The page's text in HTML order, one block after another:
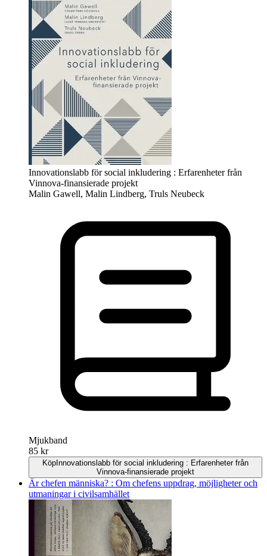
Innovationslabb för social inkludering : Erfarenheter från
Vinnova-finansierade projekt
Malin Gawell, Malin Lindberg, Truls Neubeck
Mjukband
85 kr
Köp Innovationslabb för social inkludering : Erfarenheter från
Vinnova-finansierade projekt
Är chefen människa? : Om chefens uppdrag, möjligheter och
utmaningar i civilsamhället